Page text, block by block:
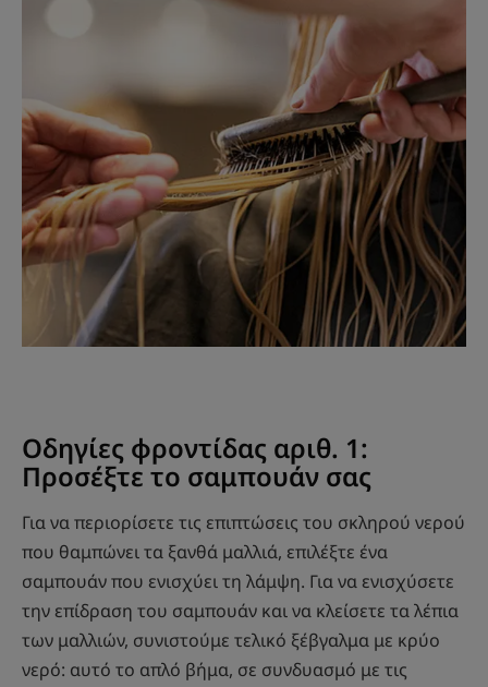
Οδηγίες φροντίδας αριθ. 1:
Προσέξτε το σαμπουάν σας
Για να περιορίσετε τις επιπτώσεις του σκληρού νερού
που θαμπώνει τα ξανθά μαλλιά, επιλέξτε ένα
σαμπουάν που ενισχύει τη λάμψη. Για να ενισχύσετε
την επίδραση του σαμπουάν και να κλείσετε τα λέπια
των μαλλιών, συνιστούμε τελικό ξέβγαλμα με κρύο
νερό: αυτό το απλό βήμα, σε συνδυασμό με τις